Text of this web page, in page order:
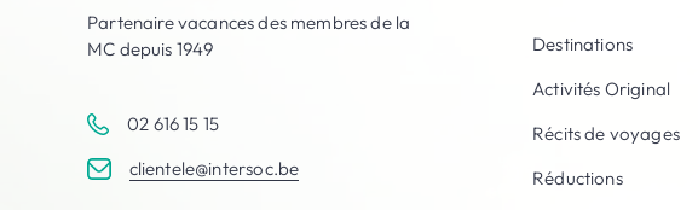
Partenaire vacances des membres de la
MC depuis 1949
02 616 15 15
clientele@intersoc.be
Destinations
Activités Original
Récits de voyages
Réductions